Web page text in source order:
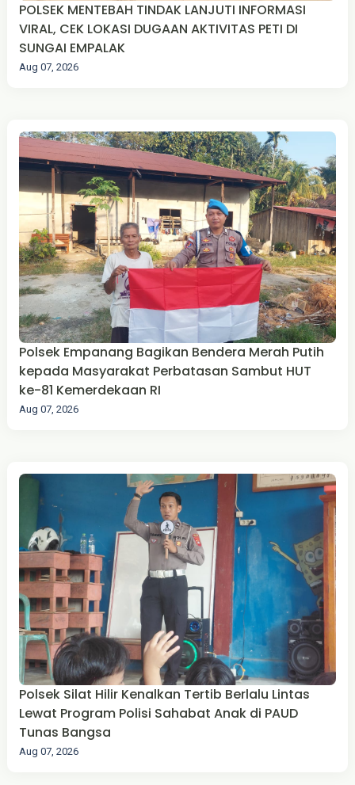
POLSEK MENTEBAH TINDAK LANJUTI INFORMASI
VIRAL, CEK LOKASI DUGAAN AKTIVITAS PETI DI
SUNGAI EMPALAK
Aug 07, 2026
Polsek Empanang Bagikan Bendera Merah Putih
kepada Masyarakat Perbatasan Sambut HUT
ke-81 Kemerdekaan RI
Aug 07, 2026
Polsek Silat Hilir Kenalkan Tertib Berlalu Lintas
Lewat Program Polisi Sahabat Anak di PAUD
Tunas Bangsa
Aug 07, 2026